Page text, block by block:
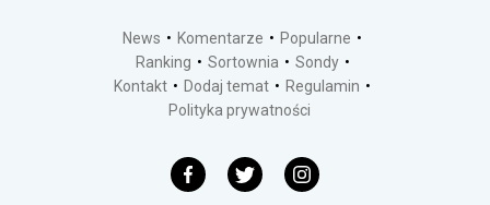
News Komentarze
Popularne
Ranking
Sortownia
Sondy
Kontakt
Dodaj temat
Regulamin
Polityka prywatności